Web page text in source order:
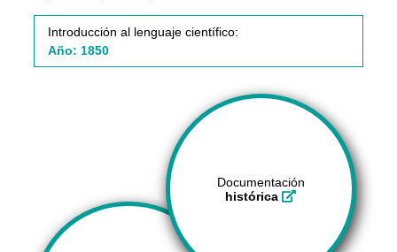
Introducción al lenguaje científico:
Año: 1850
Documentación
histórica